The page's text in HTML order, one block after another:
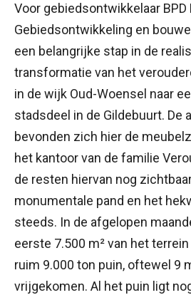
Voor gebiedsontwikkelaar
Gebiedsontwikkeling en
een belangrijke stap in de
transformatie van het
in de wijk Oud-Woensel naar
stadsdeel in de Gildebuurt. De
bevonden zich hier de
het kantoor van de familie
de resten hiervan nog
monumentale pand en het
steeds. In de afgelopen
eerste 7.500 m² van het
ruim 9.000 ton puin, oftewel 9
vrijgekomen. Al het puin ligt